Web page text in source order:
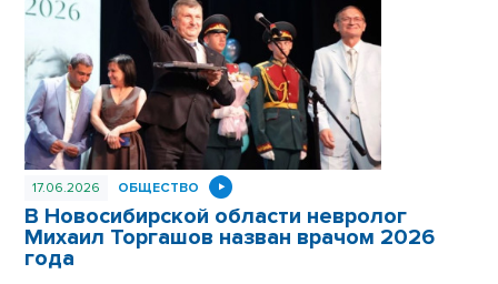
17.06.2026 ОБЩЕСТВО
В Новосибирской области невролог
Михаил Торгашов назван врачом 2026
года